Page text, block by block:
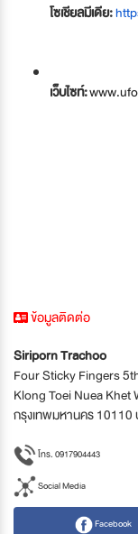
โซเชียลมีเดีย:
เว็บไซท์:
ข้อมูลติดต่อ
Siriporn Trachoo
Four Sticky Fingers
Klong Toei Nuea Khet
กรุงเทพมหานคร 10110
โทร. 0917904443
Social Media
Facebook